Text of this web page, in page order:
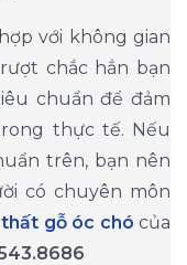
với không gian
chắc hẳn bạn
chuẩn để đảm
thực tế. Nếu
trên, bạn nên
có chuyên môn
thất gỗ óc chó của